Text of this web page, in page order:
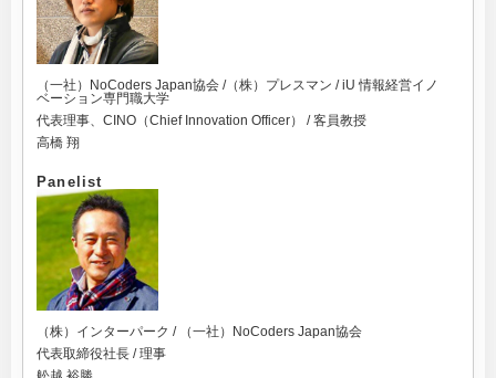
（一社）NoCoders Japan協会 /（株）プレスマン / iU 情報経営イノ
ベーション専門職大学
代表理事、CINO（Chief Innovation Officer） / 客員教授
高橋 翔
Panelist
（株）インターパーク / （一社）NoCoders Japan協会
代表取締役社長 / 理事